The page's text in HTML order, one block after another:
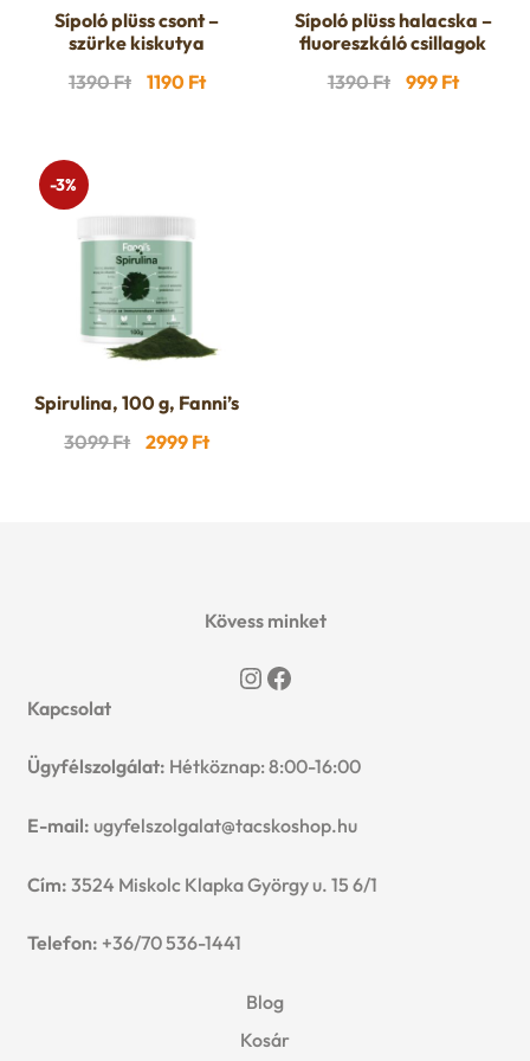
Sípoló plüss csont –
szürke kiskutya
1390Ft Original
1190 FtCurrent
Sípoló plüss halacska –
fluoreszkáló csillagok
1390Ft Original
999 FtCurrent
-3%
Spirulina, 100 g, Fanni’s
3099Ft Original
2999 FtCurrent
Kövess minket
Instagram
Facebook
Kapcsolat
Ügyfélszolgálat: Hétköznap: 8:00-16:00
E-mail: ugyfelszolgalat@tacskoshop.hu
Cím: 3524 Miskolc Klapka György u. 15 6/1
Telefon: +36/70 536-1441
Blog
Kosár